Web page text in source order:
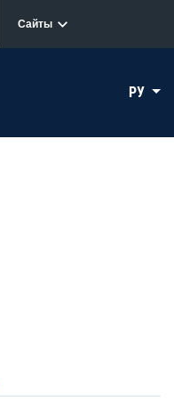
Сайты
РУ